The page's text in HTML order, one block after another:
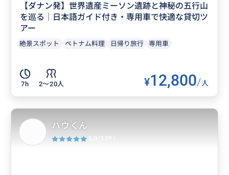
【ダナン発】世界遺産ミーソン遺跡と神秘の五行山
を巡る｜日本語ガイド付き・専用車で快適な貸切ツ
アー
絶景スポット ベトナム料理 日帰り旅行 専用車
7h 2〜20人 ¥12,800/人
ハウくん
5.0 (53件)